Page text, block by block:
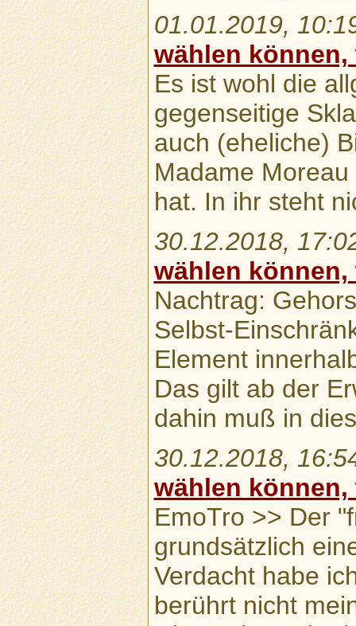
01.01.2019,
wählen können,
Es ist wohl die
gegenseitige
auch (eheliche)
Madame
hat. In ihr steht
30.12.2018,
wählen können,
Nachtrag:
Selbst-
Element
Das gilt ab der
dahin muß in
30.12.2018,
wählen können,
EmoTro >> Der
grundsätzlich
Verdacht habe
berührt nicht